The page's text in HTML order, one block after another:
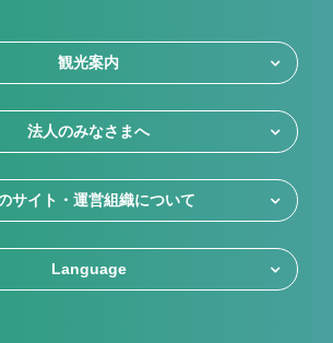
観光案内
法人のみなさまへ
サイト・運営組織について
Language